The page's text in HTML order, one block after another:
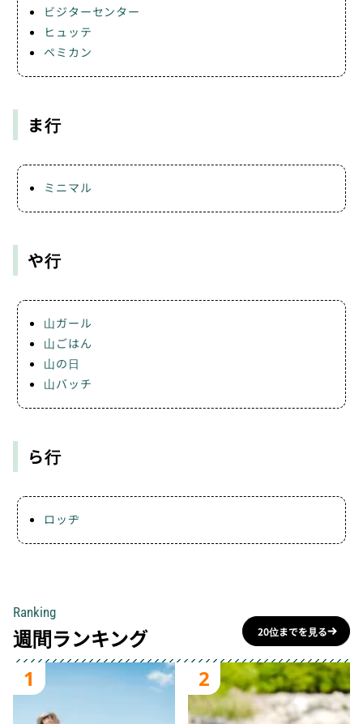
ビジターセンター
ヒュッテ
ペミカン
ま行
ミニマル
や行
山ガール
山ごはん
山の日
山バッチ
ら行
ロッヂ
Ranking
週間ランキング 20位までを見る
1 2